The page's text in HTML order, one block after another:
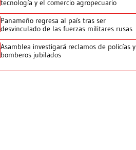
tecnología y el comercio agropecuario
Panameño regresa al país tras ser
desvinculado de las fuerzas militares rusas
Asamblea investigará reclamos de policías y
bomberos jubilados